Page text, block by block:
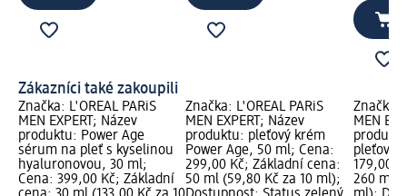
Zákazníci také zakoupili
Značka: L'ORÉAL PARiS
MEN EXPERT; Název
produktu: Power Age
sérum na pleť s kyselinou
hyaluronovou, 30 ml;
Cena: 399,00 Kč; Základní
Značka: L'ORÉAL PARiS
MEN EXPERT; Název
produktu: pleťový krém
Power Age, 50 ml; Cena:
299,00 Kč; Základní cena:
50 ml (59,80 Kč za 10 ml);
Značka:
MEN
pleťový
179,00
260 ml